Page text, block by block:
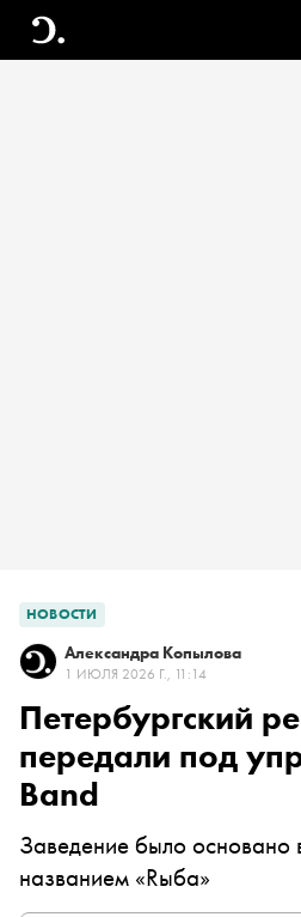
НОВОСТИ
Александра Копылова
1 ИЮЛЯ 2026 Г., 11:14
Петербургский
передали под
Band
Заведение было основано
названием «Rыба»